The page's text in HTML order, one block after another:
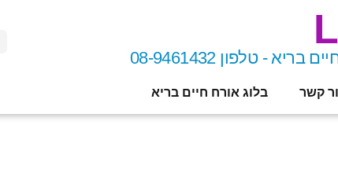
- טלפון 08-9461432
קשר בלוג אורח חיים בריא